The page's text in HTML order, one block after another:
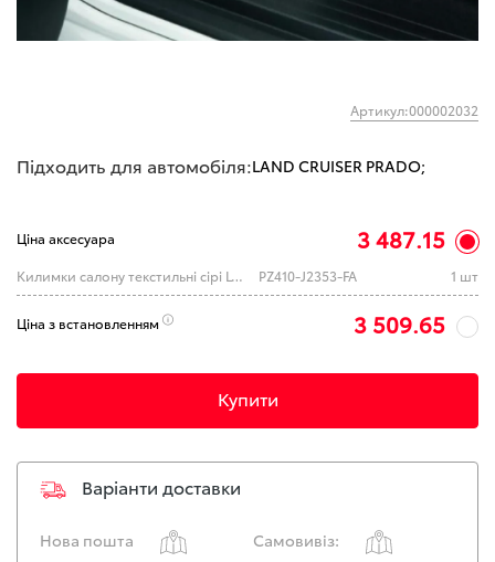
Артикул:000002032
Підходить для автомобіля:LAND CRUISER PRADO;
Ціна аксесуара 3 487.15
Килимки салону текстильні сірі LC150 PZ410-J2353-FA 1 шт
Ціна з встановленням 3 509.65
Купити
Варіанти доставки
Нова пошта
Самовивіз: